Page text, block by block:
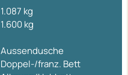
1.087 kg
1.600 kg
Aussendusche
Doppel-/franz. Bett